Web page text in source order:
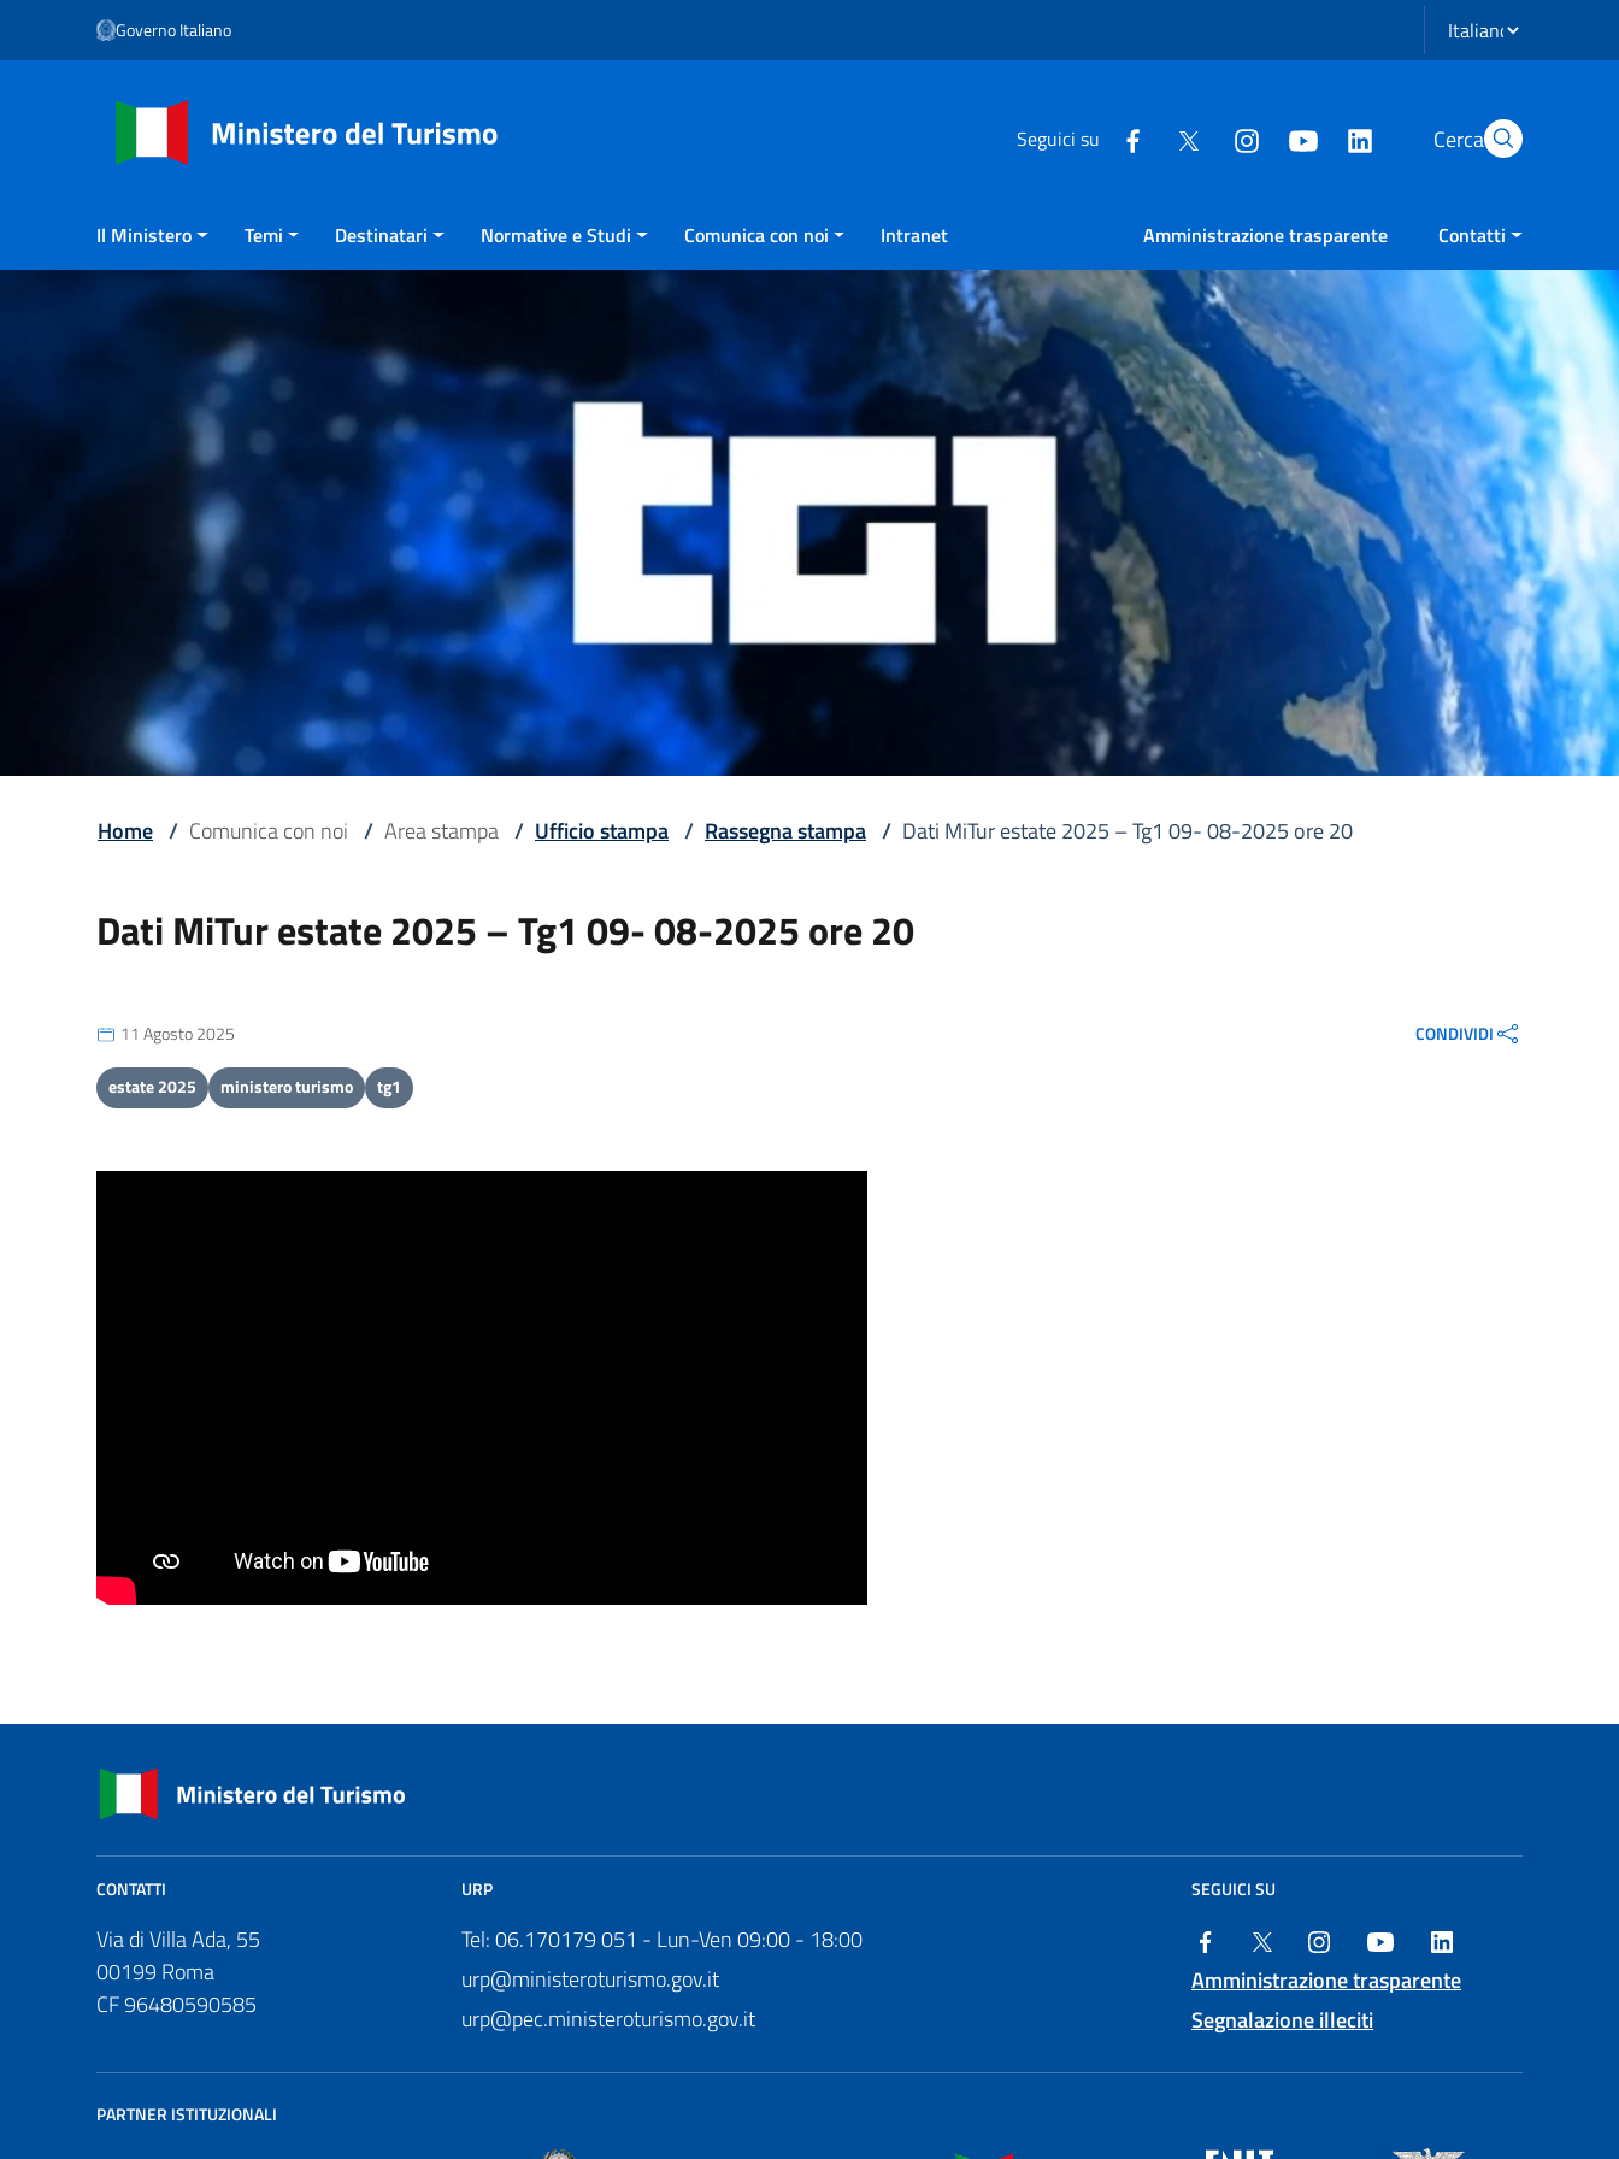
Vai ai contenuti
Vai al menu di navigazione
Governo Italiano Seleziona lingua
Seguici su Cerca
Il Ministero Temi Destinatari Normative e Studi Comunica con noi Intranet Amministrazione trasparente Contatti
Home / Comunica con noi / Area stampa / Ufficio stampa / Rassegna stampa / Dati MiTur estate 2025 – Tg1 09- 08-2025 ore 20
Dati MiTur estate 2025 – Tg1 09- 08-2025 ore 20
11 Agosto 2025 CONDIVIDI
estate 2025 ministero turismo tg1
CONTATTI
Via di Villa Ada, 55
00199 Roma
CF 96480590585
URP
Tel: 06.170179 051 - Lun-Ven 09:00 - 18:00
urp@ministeroturismo.gov.it
urp@pec.ministeroturismo.gov.it
SEGUICI SU
Amministrazione trasparente
Segnalazione illeciti
PARTNER ISTITUZIONALI